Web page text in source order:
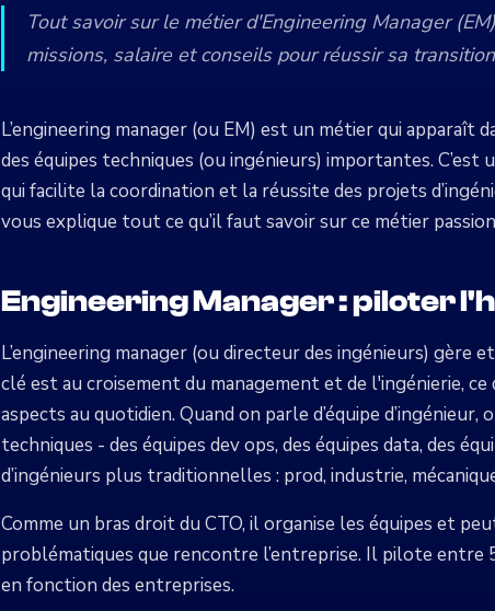
Tout savoir sur le métier d'Engineering Manager
missions, salaire et conseils pour réussir sa
L’engineering manager (ou EM) est un métier qui apparaît
des équipes techniques (ou ingénieurs) importantes.
qui facilite la coordination et la réussite des projets
vous explique tout ce qu’il faut savoir sur ce métier
Engineering Manager : piloter
L’engineering manager (ou directeur des ingénieurs) gère
clé est au croisement du management et de l'ingénierie,
aspects au quotidien. Quand on parle d’équipe
techniques - des équipes dev ops, des équipes data, des
d’ingénieurs plus traditionnelles : prod, industrie,
Comme un bras droit du CTO, il organise les équipes et
problématiques que rencontre l’entreprise. Il pilote entre
en fonction des entreprises.